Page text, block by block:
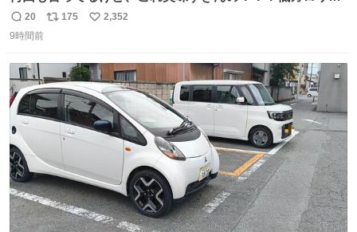
で満足感エグいから一生食べてる😭
返
信
20
リ
ト
数
175
い
数
2,352
9時間前